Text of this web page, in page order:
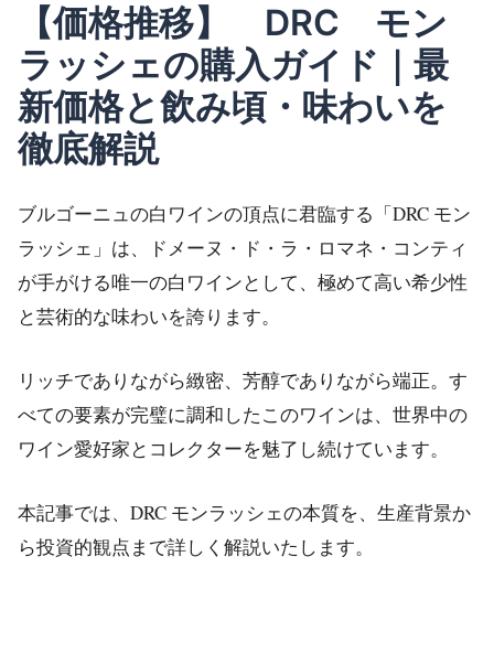
【価格推移】 DRC モン
ラッシェの購入ガイド｜最
新価格と飲み頃・味わいを
徹底解説
ブルゴーニュの白ワインの頂点に君臨する「DRC モン
ラッシェ」は、ドメーヌ・ド・ラ・ロマネ・コンティ
が手がける唯一の白ワインとして、極めて高い希少性
と芸術的な味わいを誇ります。
リッチでありながら緻密、芳醇でありながら端正。す
べての要素が完璧に調和したこのワインは、世界中の
ワイン愛好家とコレクターを魅了し続けています。
本記事では、DRC モンラッシェの本質を、生産背景か
ら投資的観点まで詳しく解説いたします。